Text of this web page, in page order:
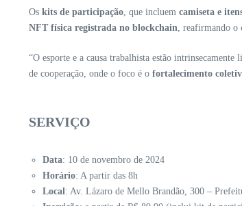
Os kits de participação, que incluem camiseta e
NFT física registrada no blockchain, reafirmando o
“O esporte e a causa trabalhista estão intrinsecamente
de cooperação, onde o foco é o fortalecimento
SERVIÇO
Data: 10 de novembro de 2024
Horário: A partir das 8h
Local: Av. Lázaro de Mello Brandão, 300 –